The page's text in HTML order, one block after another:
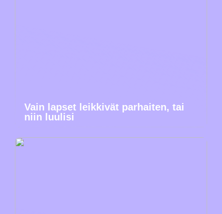
Vain lapset leikkivät parhaiten, tai
niin luulisi